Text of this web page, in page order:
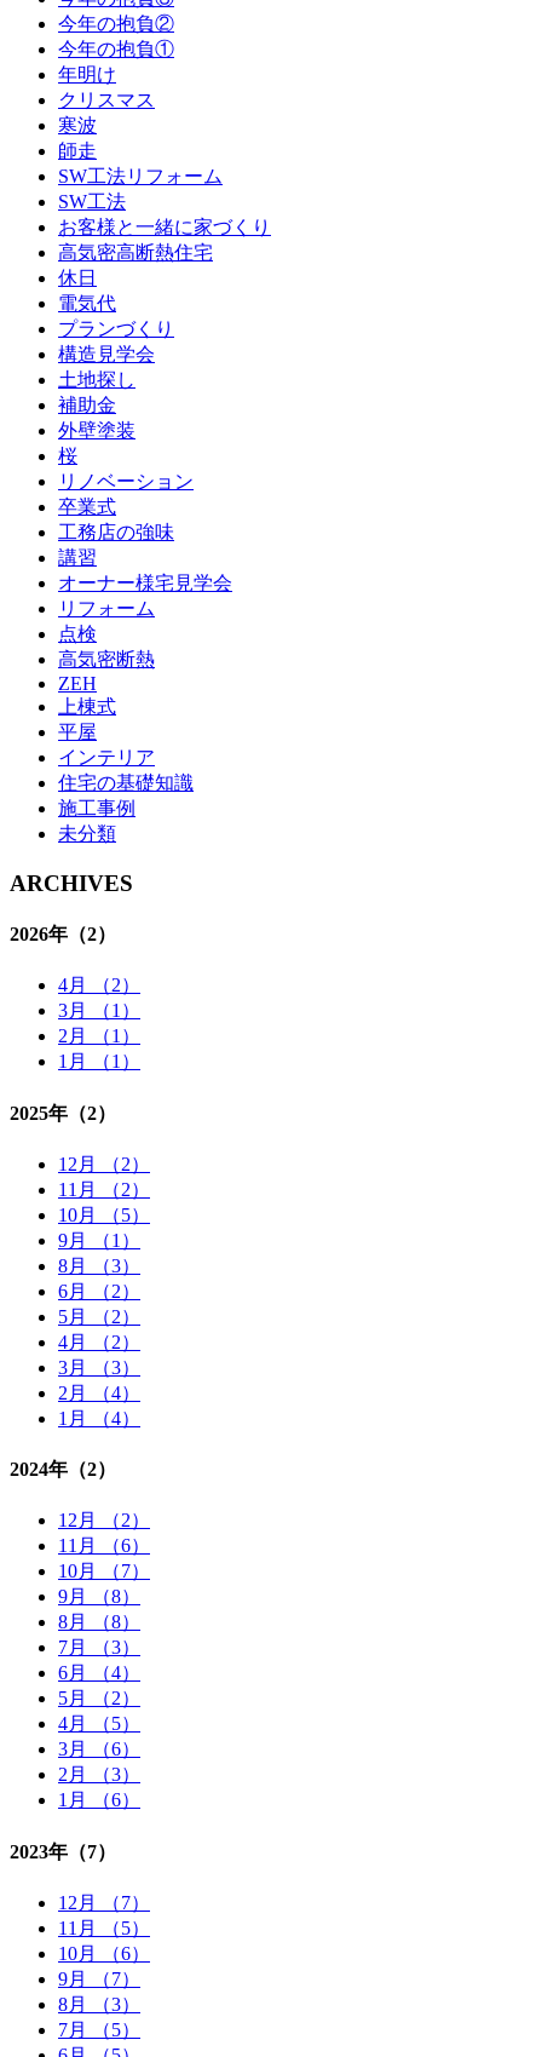
今年の抱負②
今年の抱負①
年明け
クリスマス
寒波
師走
SW工法リフォーム
SW工法
お客様と一緒に家づくり
高気密高断熱住宅
休日
電気代
プランづくり
構造見学会
土地探し
補助金
外壁塗装
桜
リノベーション
卒業式
工務店の強味
講習
オーナー様宅見学会
リフォーム
点検
高気密断熱
ZEH
上棟式
平屋
インテリア
住宅の基礎知識
施⼯事例
未分類
ARCHIVES
2026年 （2）
4月 （2）
3月 （1）
2月 （1）
1月 （1）
2025年 （2）
12月 （2）
11月 （2）
10月 （5）
9月 （1）
8月 （3）
6月 （2）
5月 （2）
4月 （2）
3月 （3）
2月 （4）
1月 （4）
2024年 （2）
12月 （2）
11月 （6）
10月 （7）
9月 （8）
8月 （8）
7月 （3）
6月 （4）
5月 （2）
4月 （5）
3月 （6）
2月 （3）
1月 （6）
2023年 （7）
12月 （7）
11月 （5）
10月 （6）
9月 （7）
8月 （3）
7月 （5）